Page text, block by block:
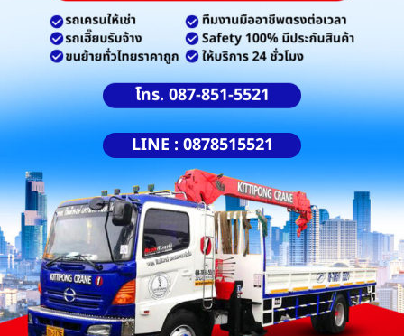
โทร. 087-851-5521
LINE : 0878515521